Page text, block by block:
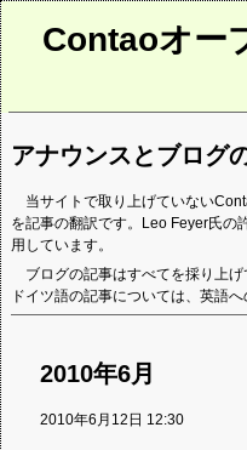
Contaoオー
アナウンスとブログ
当サイトで取り上げていない
を記事の翻訳です。Leo Feyer氏の
用しています。
ブログの記事はすべてを採り上
ドイツ語の記事については、英語
2010年6月
2010年6月12日 12:30